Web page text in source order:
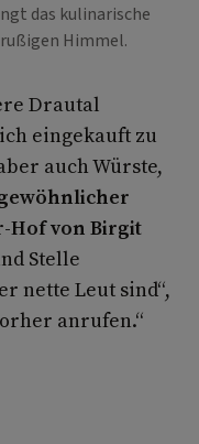
das kulinarische
Himmel.
Drautal
eingekauft zu
auch Würste,
Hof von Birgit
Stelle
nette Leut sind“,
anrufen.“